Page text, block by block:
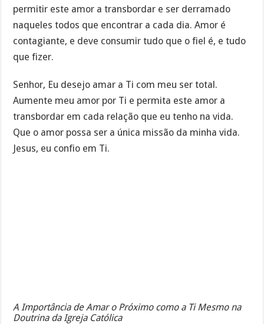
permitir este amor a transbordar e ser derramado
naqueles todos que encontrar a cada dia. Amor é
contagiante, e deve consumir tudo que o fiel é, e tudo
que fizer.
Senhor, Eu desejo amar a Ti com meu ser total.
Aumente meu amor por Ti e permita este amor a
transbordar em cada relação que eu tenho na vida.
Que o amor possa ser a única missão da minha vida.
Jesus, eu confio em Ti.
A Importância de Amar o Próximo como a Ti Mesmo na
Doutrina da Igreja Católica